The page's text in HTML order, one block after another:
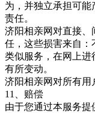
为，并独立承担可能
责任。
济阳相亲网 对直接、
任，这些损害来自：
类似服务，在网上进
有所变动。
济阳相亲网 对所有用
11、赔偿
由于您通过本服务